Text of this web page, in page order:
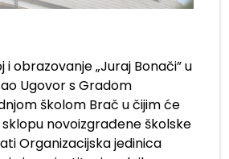
obrazovanje „Juraj Bonači” u
Ugovor s Gradom
školom Brač u čijim će
novoizgrađene školske
Organizacijska jedinica